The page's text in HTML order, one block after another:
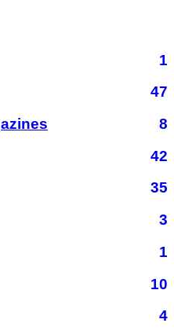
1
47
8
42
35
3
1
10
4